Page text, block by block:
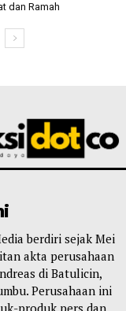
dan Ramah
berdiri sejak Mei
akta perusahaan
di Batulicin,
Perusahaan ini
produk pers dan